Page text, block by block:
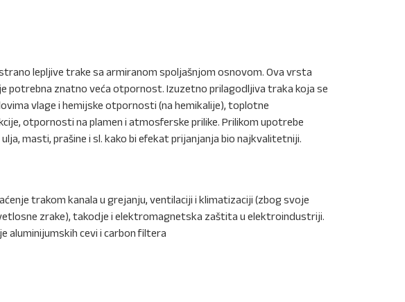
lepljive trake sa armiranom spoljašnjom osnovom. Ova vrsta
potrebna znatno veća otpornost. Izuzetno prilagodljiva traka koja se
vlage i hemijske otpornosti (na hemikalije), toplotne
otpornosti na plamen i atmosferske prilike. Prilikom upotrebe
masti, prašine i sl. kako bi efekat prijanjanja bio najkvalitetniji.
trakom kanala u grejanju, ventilaciji i klimatizaciji (zbog svoje
zrake), takodje i elektromagnetska zaštita u elektroindustriji.
aluminijumskih cevi i carbon filtera